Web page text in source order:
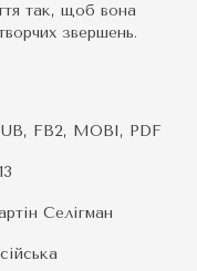
так, щоб вона
звершень.
FB2, MOBI, PDF
Селігман